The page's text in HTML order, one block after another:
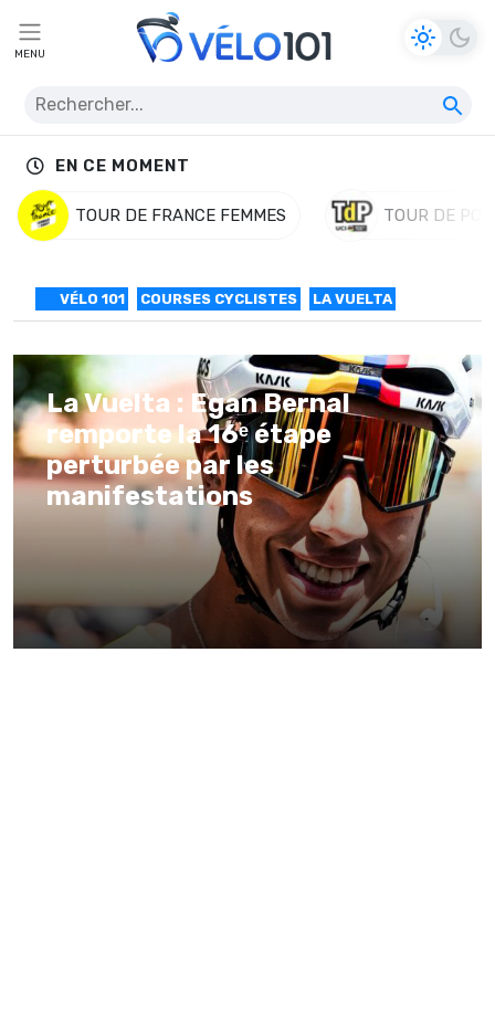
MENU
EN CE MOMENT
TOUR DE FRANCE FEMMES TOUR DE
VÉLO 101 COURSES CYCLISTES LA VUELTA
La Vuelta : Egan Bernal
remporte la 16ᵉ étape
perturbée par les
manifestations